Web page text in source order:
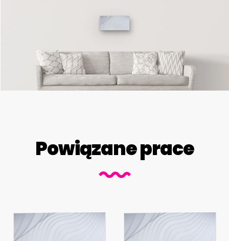
Powiązane prace